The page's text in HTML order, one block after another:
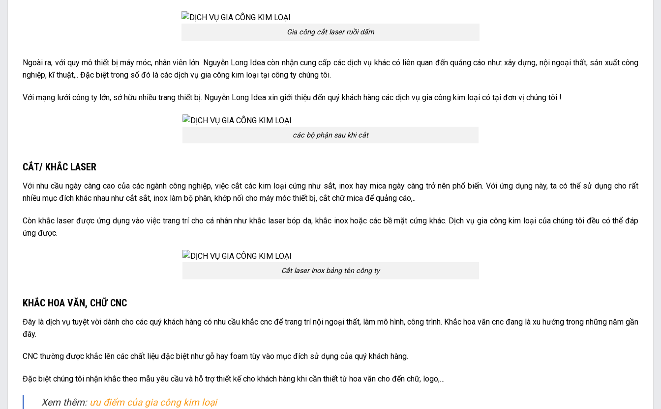
Gia công cắt laser ruồi dấm
Ngoài ra, với quy mô thiết bị máy móc, nhân viên lớn. Nguyễn Long Idea còn nhận cung cấp các dịch vụ khác có liên quan đến quảng cáo như: xây dựng, nội ngoại thất, sản xuất công
nghiệp, kĩ thuật,.. Đặc biệt trong số đó là các dịch vụ gia công kim loại tại công ty chúng tôi.
Với mạng lưới công ty lớn, sở hữu nhiều trang thiết bị. Nguyễn Long Idea xin giới thiệu đến quý khách hàng các dịch vụ gia công kim loại có tại đơn vị chúng tôi !
các bộ phận sau khi cắt
CẮT/ KHẮC LASER
Với nhu cầu ngày càng cao của các ngành công nghiệp, việc cắt các kim loại cứng như sắt, inox hay mica ngày càng trở nên phổ biến. Với ứng dụng này, ta có thể sử dụng cho rất
nhiều mục đích khác nhau như cắt sắt, inox làm bộ phân, khớp nối cho máy móc thiết bị, cắt chữ mica để quảng cáo,..
Còn khắc laser được ứng dụng vào việc trang trí cho cá nhân như khắc laser bóp da, khắc inox hoặc các bề mặt cứng khác. Dịch vụ gia công kim loại của chúng tôi đều có thể đáp
ứng được.
Cắt laser inox bảng tên công ty
KHẮC HOA VĂN, CHỮ CNC
Đây là dịch vụ tuyệt vời dành cho các quý khách hàng có nhu cầu khắc cnc để trang trí nội ngoại thất, làm mô hình, công trình. Khắc hoa văn cnc đang là xu hướng trong những năm gần
đây.
CNC thường được khắc lên các chất liệu đặc biệt như gỗ hay foam tùy vào mục đích sử dụng của quý khách hàng.
Đặc biệt chúng tôi nhận khắc theo mẫu yêu cầu và hỗ trợ thiết kế cho khách hàng khi cần thiết từ hoa văn cho đến chữ, logo,…
Xem thêm: ưu điểm của gia công kim loại